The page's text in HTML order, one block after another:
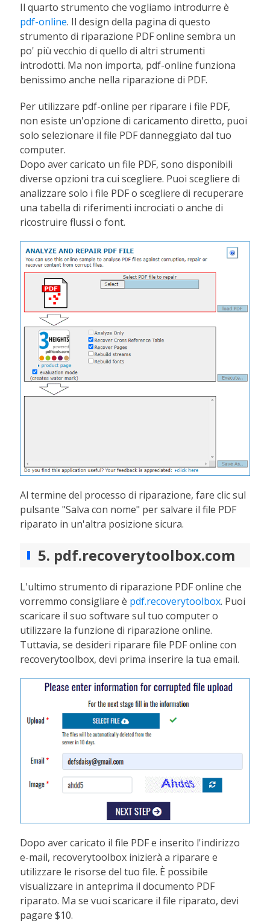
Il quarto strumento che vogliamo introdurre è
pdf-online. Il design della pagina di questo
strumento di riparazione PDF online sembra un
po' più vecchio di quello di altri strumenti
introdotti. Ma non importa, pdf-online funziona
benissimo anche nella riparazione di PDF.
Per utilizzare pdf-online per riparare i file PDF,
non esiste un'opzione di caricamento diretto, puoi
solo selezionare il file PDF danneggiato dal tuo
computer.
Dopo aver caricato un file PDF, sono disponibili
diverse opzioni tra cui scegliere. Puoi scegliere di
analizzare solo i file PDF o scegliere di recuperare
una tabella di riferimenti incrociati o anche di
ricostruire flussi o font.
Al termine del processo di riparazione, fare clic sul
pulsante "Salva con nome" per salvare il file PDF
riparato in un'altra posizione sicura.
5. pdf.recoverytoolbox.com
L'ultimo strumento di riparazione PDF online che
vorremmo consigliare è pdf.recoverytoolbox. Puoi
scaricare il suo software sul tuo computer o
utilizzare la funzione di riparazione online.
Tuttavia, se desideri riparare file PDF online con
recoverytoolbox, devi prima inserire la tua email.
Dopo aver caricato il file PDF e inserito l'indirizzo
e-mail, recoverytoolbox inizierà a riparare e
utilizzare le risorse del tuo file. È possibile
visualizzare in anteprima il documento PDF
riparato. Ma se vuoi scaricare il file riparato, devi
pagare $10.